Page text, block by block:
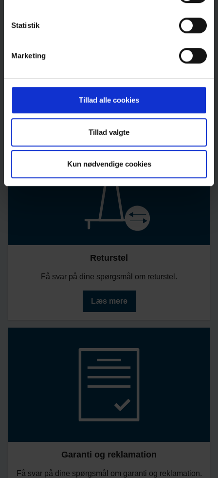
Statistik
Marketing
Tillad alle cookies
Tillad valgte
Kun nødvendige cookies
Få svar på dine spørgsmål om fragt og levering.
Læs mere
Returstel
Få svar på dine spørgsmål om returstel.
Læs mere
Garanti og reklamation
Få svar på dine spørgsmål om garanti og reklamation.